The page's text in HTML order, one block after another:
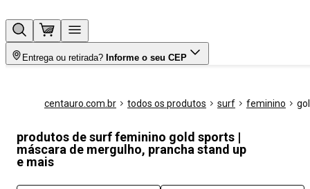
Entrega ou retirada? Informe o seu CEP
centauro.com.br todos os produtos surf feminino
produtos de surf feminino gold sports |
máscara de mergulho, prancha stand up
e mais